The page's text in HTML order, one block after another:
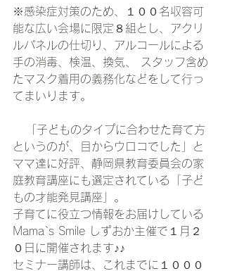
※感染症対策のため、１００名収容可
能な広い会場に限定８組とし、アクリ
ルパネルの仕切り、アルコールによる
手の消毒、検温、換気、 スタッフ含め
たマスク着用の義務化などをして行っ
てまいります。
というのが、目からウロコでした」と
ママ達に好評、静岡県教育委員会の家
庭教育講座にも選定されている「子ど
もの才能発見講座」。
子育てに役立つ情報をお届けしている
Mama`s Smile しずおか主催で１月２
０日に開催されます♪♪
セミナー講師は、これまでに１０００